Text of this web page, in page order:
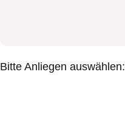
Bitte Anliegen auswählen: